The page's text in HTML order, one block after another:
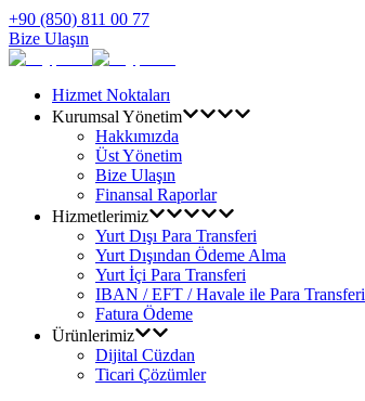
+90 (850) 811 00 77
Bize Ulaşın
Hizmet Noktaları
Kurumsal Yönetim
Hakkımızda
Üst Yönetim
Bize Ulaşın
Finansal Raporlar
Hizmetlerimiz
Yurt Dışı Para Transferi
Yurt Dışından Ödeme Alma
Yurt İçi Para Transferi
IBAN / EFT / Havale ile Para Transferi
Fatura Ödeme
Ürünlerimiz
Dijital Cüzdan
Ticari Çözümler